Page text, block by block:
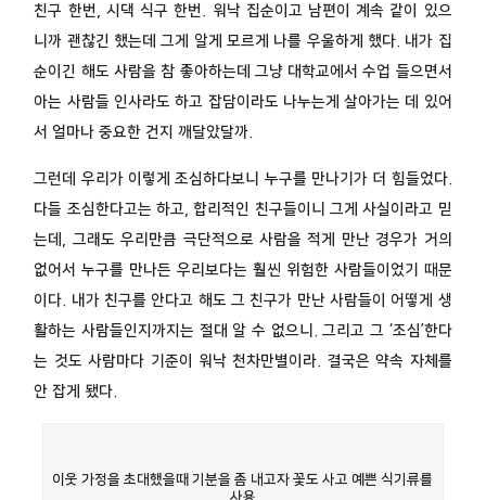
친구 한번, 시댁 식구 한번. 워낙 집순이고 남편이 계속 같이 있으
니까 괜찮긴 했는데 그게 알게 모르게 나를 우울하게 했다. 내가 집
순이긴 해도 사람을 참 좋아하는데 그냥 대학교에서 수업 들으면서
아는 사람들 인사라도 하고 잡담이라도 나누는게 살아가는 데 있어
서 얼마나 중요한 건지 깨달았달까.
그런데 우리가 이렇게 조심하다보니 누구를 만나기가 더 힘들었다.
다들 조심한다고는 하고, 합리적인 친구들이니 그게 사실이라고 믿
는데, 그래도 우리만큼 극단적으로 사람을 적게 만난 경우가 거의
없어서 누구를 만나든 우리보다는 훨씬 위험한 사람들이었기 때문
이다. 내가 친구를 안다고 해도 그 친구가 만난 사람들이 어떻게 생
활하는 사람들인지까지는 절대 알 수 없으니. 그리고 그 ‘조심’한다
는 것도 사람마다 기준이 워낙 천차만별이라. 결국은 약속 자체를
안 잡게 됐다.
이웃 가정을 초대했을때 기분을 좀 내고자 꽃도 사고 예쁜 식기류를
사용